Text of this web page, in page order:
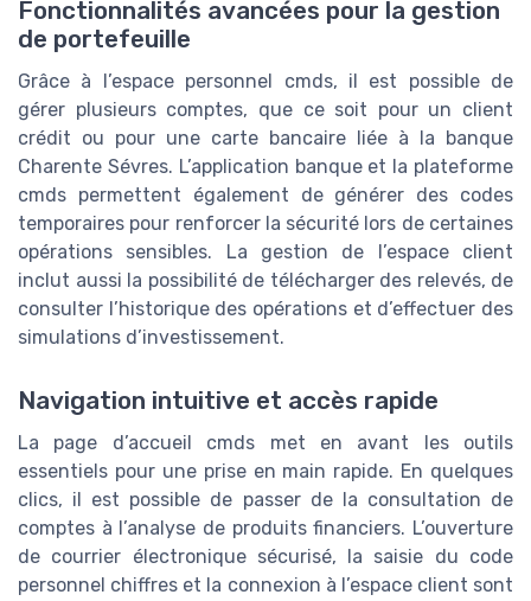
Fonctionnalités avancées pour la gestion
de portefeuille
Grâce à l’espace personnel cmds, il est possible de
gérer plusieurs comptes, que ce soit pour un client
crédit ou pour une carte bancaire liée à la banque
Charente Sévres. L’application banque et la plateforme
cmds permettent également de générer des codes
temporaires pour renforcer la sécurité lors de certaines
opérations sensibles. La gestion de l’espace client
inclut aussi la possibilité de télécharger des relevés, de
consulter l’historique des opérations et d’effectuer des
simulations d’investissement.
Navigation intuitive et accès rapide
La page d’accueil cmds met en avant les outils
essentiels pour une prise en main rapide. En quelques
clics, il est possible de passer de la consultation de
comptes à l’analyse de produits financiers. L’ouverture
de courrier électronique sécurisé, la saisie du code
personnel chiffres et la connexion à l’espace client sont